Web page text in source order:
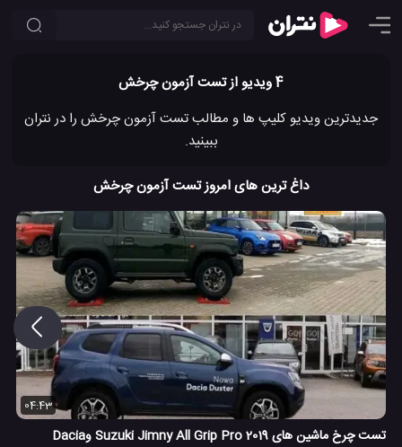
4 ویدیو از تست آزمون چرخش
جدیدترین ویدیو کلیپ ها و مطالب تست آزمون چرخش را در نتران
ببینید.
داغ ترین های امروز تست آزمون چرخش
04:43
تست چرخ ماشین های 2019 Suzuki Jimny All Grip Pro وDacia